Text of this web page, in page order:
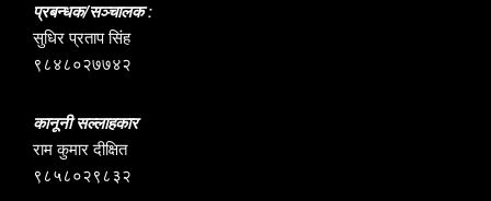
प्रबन्धक/सञ्चालक :
सुधिर प्रताप सिंह
९८४८०२७७४२
कानूनी सल्लाहकार
राम कुमार दीक्षित
९८५८०२९८३२